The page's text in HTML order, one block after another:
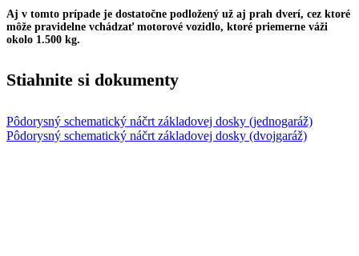
Aj v tomto prípade je dostatočne podložený už aj prah dverí, cez ktoré
môže pravidelne vchádzať motorové vozidlo, ktoré priemerne váži
okolo 1.500 kg.
Stiahnite si dokumenty
Pôdorysný schematický náčrt základovej dosky (jednogaráž)
Pôdorysný schematický náčrt základovej dosky (dvojgaráž)